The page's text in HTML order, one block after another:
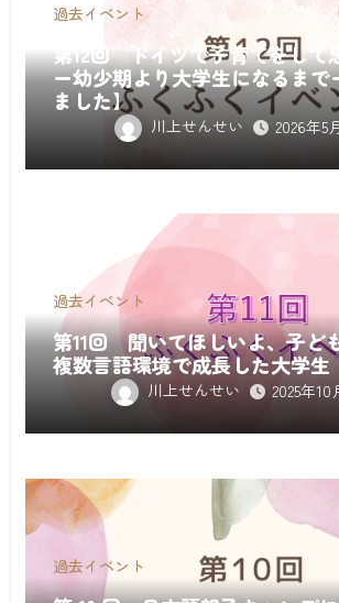
過去イベント
第12回 ドイツで子育てをして
ー幼少期より大学生になるまで
ました】
川上せんせい 2026年5
過去イベント
第11回 聞いてほしいよ、子ど
複数言語環境で成長した大学生
川上せんせい 2025年10
過去イベント